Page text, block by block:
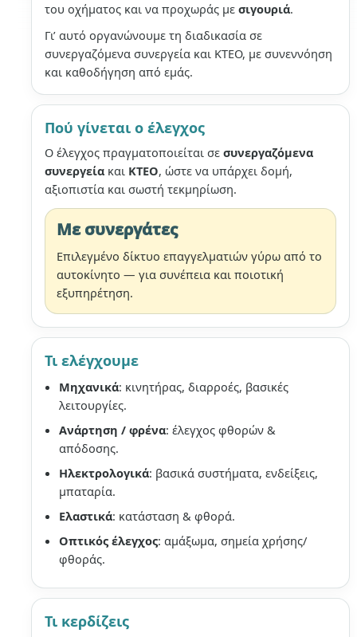
του οχήματος και να προχωράς με σιγουριά.
Γι’ αυτό οργανώνουμε τη διαδικασία σε
συνεργαζόμενα συνεργεία και ΚΤΕΟ, με συνεννόηση
και καθοδήγηση από εμάς.
Πού γίνεται ο έλεγχος
Ο έλεγχος πραγματοποιείται σε συνεργαζόμενα
συνεργεία και ΚΤΕΟ, ώστε να υπάρχει δομή,
αξιοπιστία και σωστή τεκμηρίωση.
Με συνεργάτες
Επιλεγμένο δίκτυο επαγγελματιών γύρω από το
αυτοκίνητο — για συνέπεια και ποιοτική
εξυπηρέτηση.
Τι ελέγχουμε
Μηχανικά: κινητήρας, διαρροές, βασικές
λειτουργίες.
Ανάρτηση / φρένα: έλεγχος φθορών &
απόδοσης.
Ηλεκτρολογικά: βασικά συστήματα, ενδείξεις,
μπαταρία.
Ελαστικά: κατάσταση & φθορά.
Οπτικός έλεγχος: αμάξωμα, σημεία χρήσης/
φθοράς.
Τι κερδίζεις